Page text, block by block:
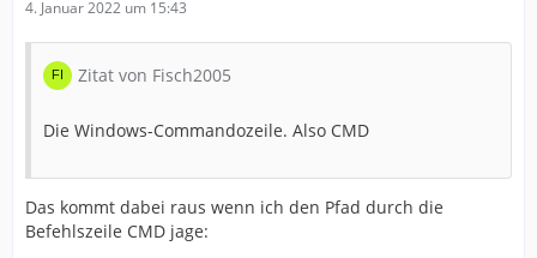
4. Januar 2022 um 15:43
Zitat von Fisch2005
Die Windows-Commandozeile. Also CMD
Das kommt dabei raus wenn ich den Pfad durch die
Befehlszeile CMD jage: